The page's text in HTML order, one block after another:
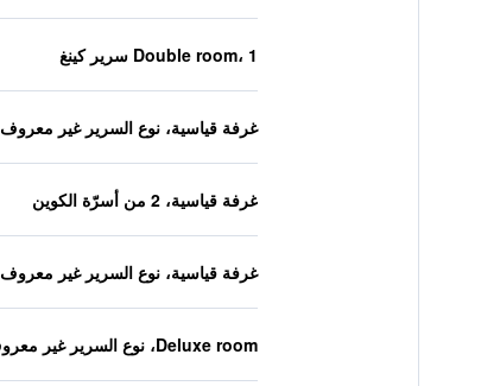
Double room، 1 سرير كينغ
غرفة قياسية، نوع السرير غير معروف
غرفة قياسية، 2 من أسرّة الكوين
غرفة قياسية، نوع السرير غير معروف
Deluxe room، نوع السرير غير معروف